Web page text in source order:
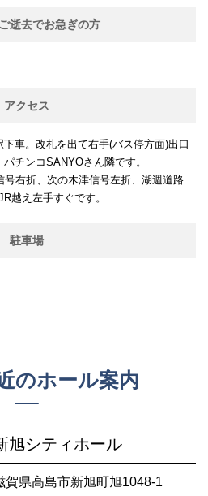
逝去でお急ぎの方
アクセス
車。改札を出て右手(バス停方面)出口
チンコSANYOさん隣です。
右折、次の木津信号左折、湖週道路
越え左手すぐです。
駐車場
のホール案内
旭シティホール
賀県高島市新旭町旭1048-1